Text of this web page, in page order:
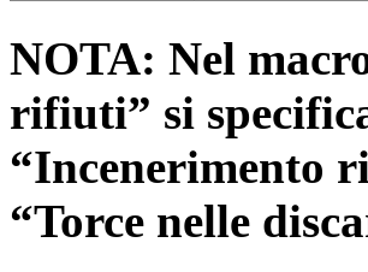
NOTA: Nel
rifiuti” si
“Incenerimento
“Torce nelle